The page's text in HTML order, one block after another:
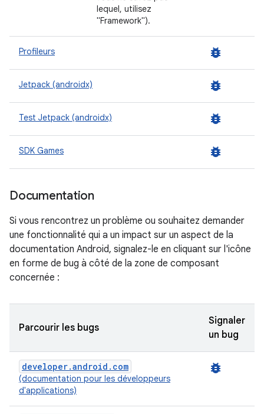
lequel, utilisez
"Framework").
Profileurs bug_report
Jetpack (androidx) bug_report
Test Jetpack (androidx) bug_report
SDK Games bug_report
Documentation
Si vous rencontrez un problème ou souhaitez demander
une fonctionnalité qui a un impact sur un aspect de la
documentation Android, signalez-le en cliquant sur l'icône
en forme de bug à côté de la zone de composant
concernée :
Parcourir les bugs
Signaler
un bug
developer.android.com
(documentation pour les développeurs
d'applications)
bug_report